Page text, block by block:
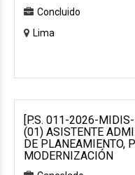
Concluido
Lima
[P.S. 011-2026-
(01) ASISTENTE
DE PLANEAMIENTO,
MODERNIZACIÓN